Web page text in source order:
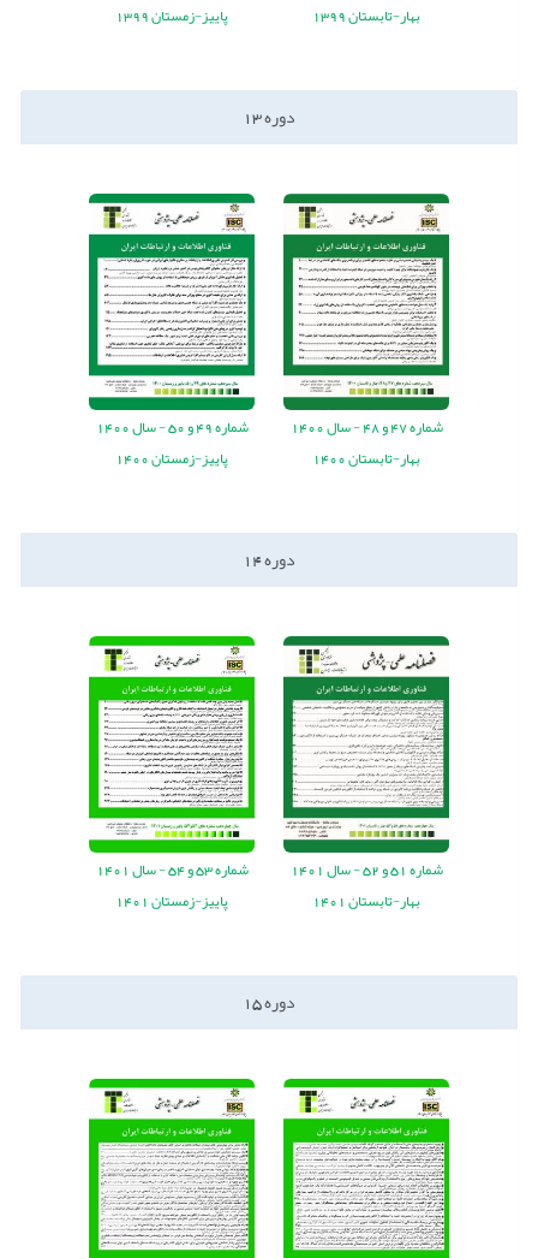
بهار-تابستان 1399
پاییز-زمستان 1399
دوره13
شماره47 و48
-سال1400
بهار-تابستان 1400
شماره49 و50
-سال1400
پاییز-زمستان 1400
دوره14
شماره51 و52
-سال1401
بهار-تابستان 1401
شماره53 و54
-سال1401
پاییز-زمستان 1401
دوره15